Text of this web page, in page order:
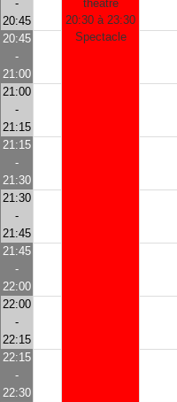
-
20:45
théâtre
20:30 à 23:30
Spectacle
20:45
-
21:00
21:00
-
21:15
21:15
-
21:30
21:30
-
21:45
21:45
-
22:00
22:00
-
22:15
22:15
-
22:30